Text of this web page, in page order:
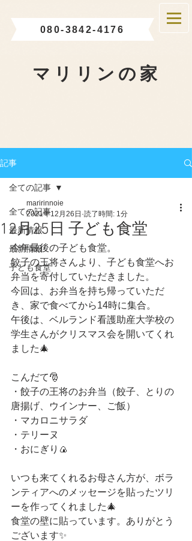
080-3842-4176
マリリンの家
記事
全ての記事
最新情報
最新情報
子ども食堂
全ての記事
12月25日 子ども食堂
maririnnoie
2021年12月26日 読了時間: 1分
今年最後の子ども食堂。
餃子の王将さんより、子ども食堂へお
弁当を寄付していただきました。
今回は、お弁当を持ち帰っていただ
き、家で食べてから14時に集合。
午後は、ベルランド看護助産大学校の
学生さんがクリスマス会を開いてくれ
ました🎄
こんだて🎅
・餃子の王将のお弁当（餃子、とりの
唐揚げ、ウインナー、ご飯）
・マカロニサラダ
・テリーヌ
・おにぎり🍙
いつも来てくれるお母さん方が、ボラ
ンティアへのメッセージを貼ったツリ
ーを作ってくれました🎄
食堂の壁に貼っています。ありがとう
ございます✨